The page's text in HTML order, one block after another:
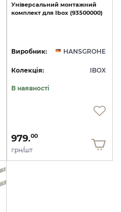
Універсальний монтажний
комплект для Ibox (93500000)
Виробник: HANSGROHE
Колекція: IBOX
В наявності
979.00
грн/шт